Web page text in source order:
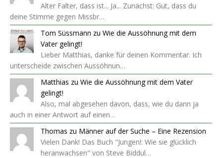
Alter Falter, dass ist... Ja... Zunächst: Gut, dass du
deine Stimme gegen Missbr…
Tom Süssmann zu Wie die Aussöhnung mit dem
Vater gelingt!
Lieber Matthias, danke für deinen Kommentar. Ich
unterscheide zwischen Aussöhnun…
Matthias zu Wie die Aussöhnung mit dem Vater
gelingt!
Also, mal abgesehen davon, dass, wie du dann ja
auch in einer Antwort auf einen…
Thomas zu Männer auf der Suche – Eine Rezension
Vielen Dank! Das Buch "Jungen!: Wie sie glücklich
heranwachsen" von Steve Biddul…